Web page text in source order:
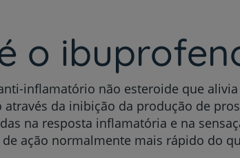
Áreas da
CUF
o
inflamatório não esteroide que alivia
da inibição da produção de
na resposta inflamatória e na
ação normalmente mais rápido do